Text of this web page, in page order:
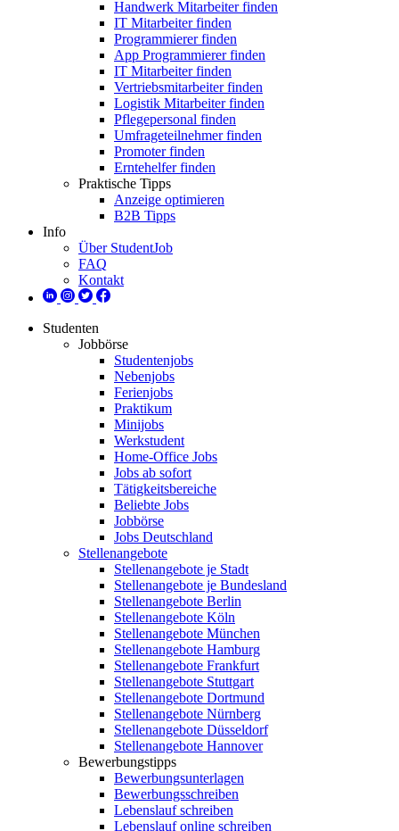
Handwerk Mitarbeiter finden
IT Mitarbeiter finden
Programmierer finden
App Programmierer finden
IT Mitarbeiter finden
Vertriebsmitarbeiter finden
Logistik Mitarbeiter finden
Pflegepersonal finden
Umfrageteilnehmer finden
Promoter finden
Erntehelfer finden
Praktische Tipps
Anzeige optimieren
B2B Tipps
Info
Über StudentJob
FAQ
Kontakt
Studenten
Jobbörse
Studentenjobs
Nebenjobs
Ferienjobs
Praktikum
Minijobs
Werkstudent
Home-Office Jobs
Jobs ab sofort
Tätigkeitsbereiche
Beliebte Jobs
Jobbörse
Jobs Deutschland
Stellenangebote
Stellenangebote je Stadt
Stellenangebote je Bundesland
Stellenangebote Berlin
Stellenangebote Köln
Stellenangebote München
Stellenangebote Hamburg
Stellenangebote Frankfurt
Stellenangebote Stuttgart
Stellenangebote Dortmund
Stellenangebote Nürnberg
Stellenangebote Düsseldorf
Stellenangebote Hannover
Bewerbungstipps
Bewerbungsunterlagen
Bewerbungsschreiben
Lebenslauf schreiben
Lebenslauf online schreiben